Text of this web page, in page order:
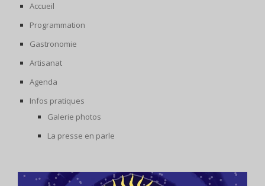
Accueil
Programmation
Gastronomie
Artisanat
Agenda
Infos pratiques
Galerie photos
La presse en parle